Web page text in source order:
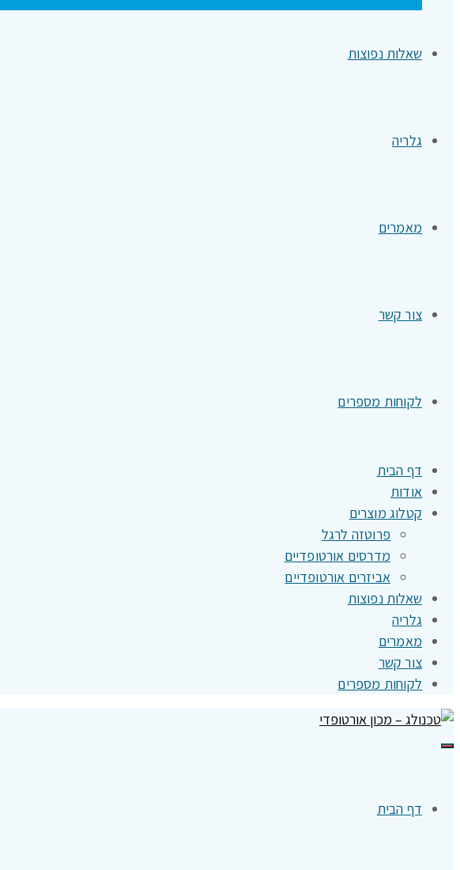
שאלות נפוצות
גלריה
מאמרים
צור קשר
לקוחות מספרים
דף הבית
אודות
קטלוג מוצרים
פרוטזה לרגל
מדרסים אורטופדיים
אביזרים אורטופדיים
שאלות נפוצות
גלריה
מאמרים
צור קשר
לקוחות מספרים
תפריט
דף הבית